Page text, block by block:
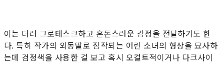
이는 더러 그로테스크하고 혼돈스러운 감정을 전달하기도 한
다. 특히 작가의 외동딸로 짐작되는 어린 소녀의 형상을 묘사하
는데 검정색을 사용한 걸 보고 혹시 오컬트적이거나 다크사이